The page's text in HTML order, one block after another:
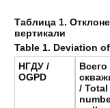
Таблица 1.
вертикали
Table 1. Deviation
НГДУ /
OGPD
Всего
/ Total